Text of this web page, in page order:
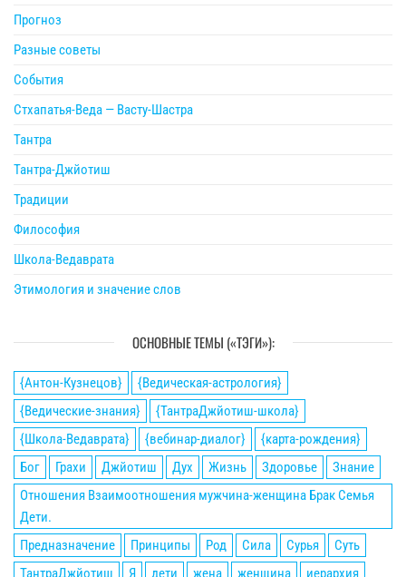
Прогноз
Разные советы
События
Стхапатья-Веда — Васту-Шастра
Тантра
Тантра-Джйотиш
Традиции
Философия
Школа-Ведаврата
Этимология и значение слов
ОСНОВНЫЕ ТЕМЫ («ТЭГИ»):
{Антон-Кузнецов}
{Ведическая-астрология}
{Ведические-знания}
{ТантраДжйотиш-школа}
{Школа-Ведаврата}
{вебинар-диалог}
{карта-рождения}
Бог
Грахи Джйотиш Дух Жизнь Здоровье
Знание
Отношения Взаимоотношения мужчина-женщина Брак Семья
Дети.
Предназначение
Принципы Род Сила Сурья
Суть